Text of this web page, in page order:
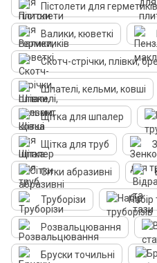
Пістолети для герметиків
Валики, кюветкі
Скотч-стрічки, плівки,
Шпателі, кельми, ковші
Щітка для шпалер
Щітка для труб
Сітки абразивні
Труборізи Набір
Розвальцювання
Бруски точильні